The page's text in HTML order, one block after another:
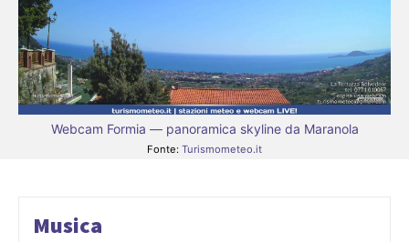
Webcam Formia — panoramica skyline da Maranola
Fonte: Turismometeo.it
Musica